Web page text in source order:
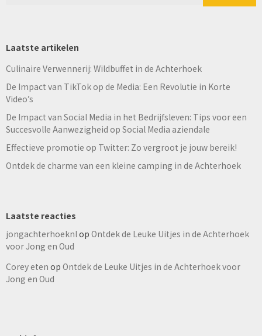
Laatste artikelen
Culinaire Verwennerij: Wildbuffet in de Achterhoek
De Impact van TikTok op de Media: Een Revolutie in Korte
Video’s
De Impact van Social Media in het Bedrijfsleven: Tips voor een
Succesvolle Aanwezigheid op Social Media aziendale
Effectieve promotie op Twitter: Zo vergroot je jouw bereik!
Ontdek de charme van een kleine camping in de Achterhoek
Laatste reacties
jongachterhoeknlop Ontdek de Leuke Uitjes in de Achterhoek
voor Jong en Oud
Corey eten op Ontdek de Leuke Uitjes in de Achterhoek voor
Jong en Oud